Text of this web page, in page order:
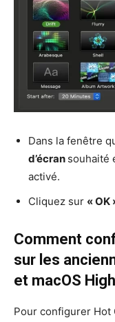
Dans la fenêtre
d’écran souhaité
activé.
Cliquez sur « OK
Comment
sur les
et macOS
Pour configurer Hot